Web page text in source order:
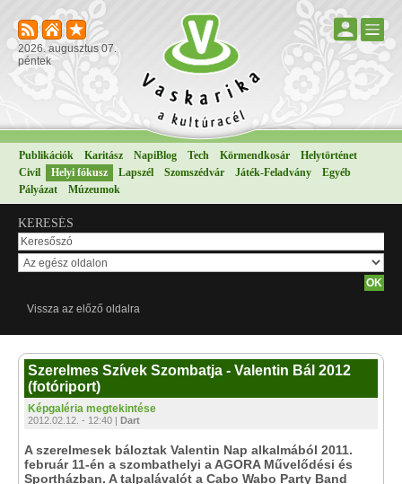
2026. augusztus 07.
péntek
Publikációk Karitász NapiBlog Tech Körmendkosár
Helytörténet
Civil
Helyi fókusz Lapszél Szomszédvár Játék-Feladvány
Egyéb
Pályázat
Múzeumok
KERESÉS
Vissza az előző oldalra
Szerelmes Szívek Szombatja - Valentin Bál 2012
(fotóriport)
Képgaléria megtekintése
2012.02.12. - 12:40 | Dart
A szerelmesek báloztak Valentin Nap alkalmából 2011.
február 11-én a szombathelyi a AGORA Művelődési és
Sportházban. A talpalávalót a Cabo Wabo Party Band